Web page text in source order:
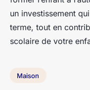
un investissement
terme, tout en
scolaire de votre
Maison